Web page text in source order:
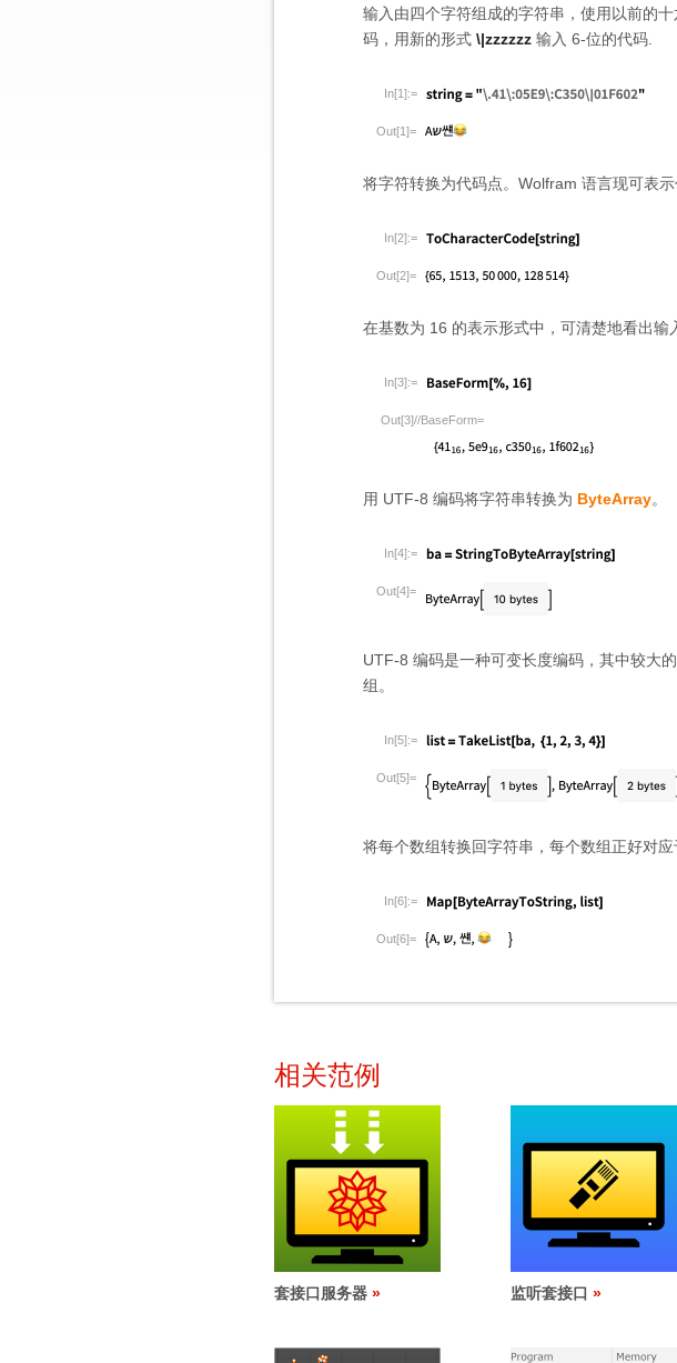
输入由四个字符组成的字符串，使用以前的
码，用新的形式 \|zzzzzz 输入 6-位的代码.
In[1]:=
Out[1]=
将字符转换为代码点。Wolfram 语言现可表
In[2]:=
Out[2]=
在基数为 16 的表示形式中，可清楚地看出输
In[3]:=
Out[3]//BaseForm=
用 UTF-8 编码将字符串转换为 ByteArray。
In[4]:=
Out[4]=
UTF-8 编码是一种可变长度编码，其中较大
组。
In[5]:=
Out[5]=
将每个数组转换回字符串，每个数组正好对应
In[6]:=
Out[6]=
相关范例
套接口服务器 监听套接口